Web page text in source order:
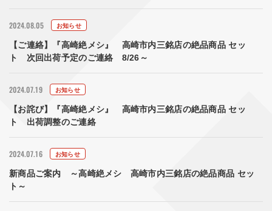
2024.08.05 お知らせ
【ご連絡】『高崎絶メシ』 高崎市内三銘店の絶品商品 セッ
ト 次回出荷予定のご連絡 8/26～
2024.07.19 お知らせ
【お詫び】『高崎絶メシ』 高崎市内三銘店の絶品商品 セッ
ト 出荷調整のご連絡
2024.07.16 お知らせ
新商品ご案内 ～高崎絶メシ 高崎市内三銘店の絶品商品 セッ
ト～